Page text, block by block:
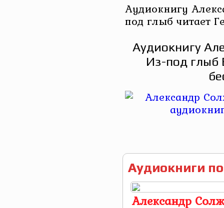
Аудиокнигу
под глыб читает
Аудиокнигу
Из-под глыб
Аудиокниги
Александр